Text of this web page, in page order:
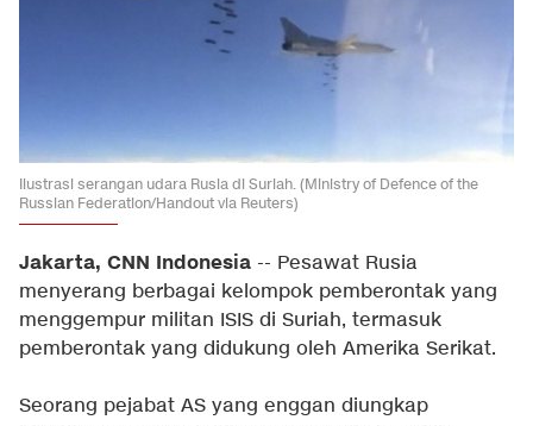
Ilustrasi serangan udara Rusia di Suriah. (Ministry of Defence of the
Russian Federation/Handout via Reuters)
Jakarta, CNN Indonesia -- Pesawat Rusia
menyerang berbagai kelompok pemberontak yang
menggempur militan ISIS di Suriah, termasuk
pemberontak yang didukung oleh Amerika Serikat.
Seorang pejabat AS yang enggan diungkap